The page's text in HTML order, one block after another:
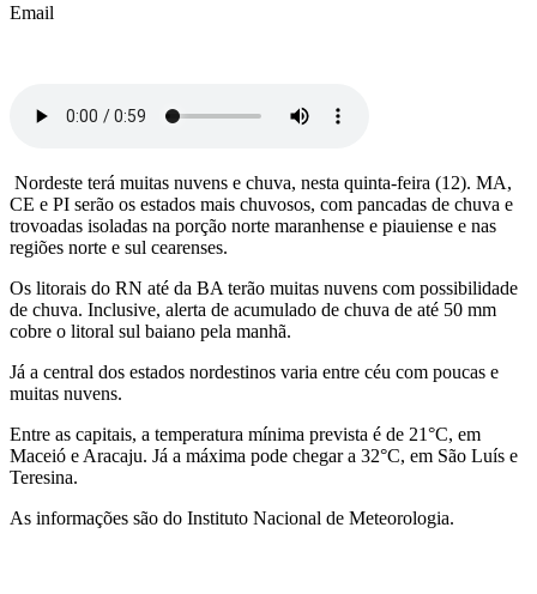
Email
Nordeste terá muitas nuvens e chuva, nesta quinta-feira (12). MA,
CE e PI serão os estados mais chuvosos, com pancadas de chuva e
trovoadas isoladas na porção norte maranhense e piauiense e nas
regiões norte e sul cearenses.
Os litorais do RN até da BA terão muitas nuvens com possibilidade
de chuva. Inclusive, alerta de acumulado de chuva de até 50 mm
cobre o litoral sul baiano pela manhã.
Já a central dos estados nordestinos varia entre céu com poucas e
muitas nuvens.
Entre as capitais, a temperatura mínima prevista é de 21°C, em
Maceió e Aracaju. Já a máxima pode chegar a 32°C, em São Luís e
Teresina.
As informações são do Instituto Nacional de Meteorologia.